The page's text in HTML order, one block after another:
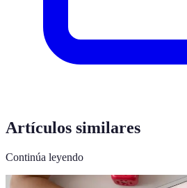
Artículos similares
Continúa leyendo